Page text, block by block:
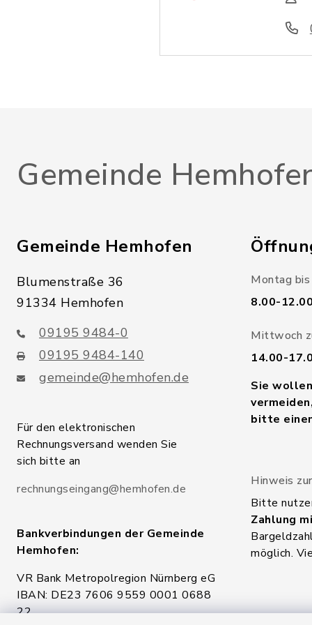
Gemeinde
Gemeinde Hemhofen
Blumenstraße 36
91334 Hemhofen
09195 9484-0
09195 9484-140
gemeinde@hemhofen.de
Für den elektronischen
Rechnungsversand wenden Sie
sich bitte an
rechnungseingang@hemhofen.de
Bankverbindungen der Gemeinde
Hemhofen:
VR Bank Metropolregion Nürnberg eG
IBAN: DE23 7606 9559 0001 0688
22
Montag
8.00-
Mittwoch
14.00-
Sie
bitte
Hinweis
Bitte
Zahlung
möglich.